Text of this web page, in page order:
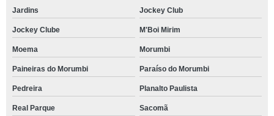
Jardins Jockey Club
Jockey Clube M'Boi Mirim
Moema Morumbi
Paineiras do Morumbi Paraíso do Morumbi
Pedreira Planalto Paulista
Real Parque Sacomã